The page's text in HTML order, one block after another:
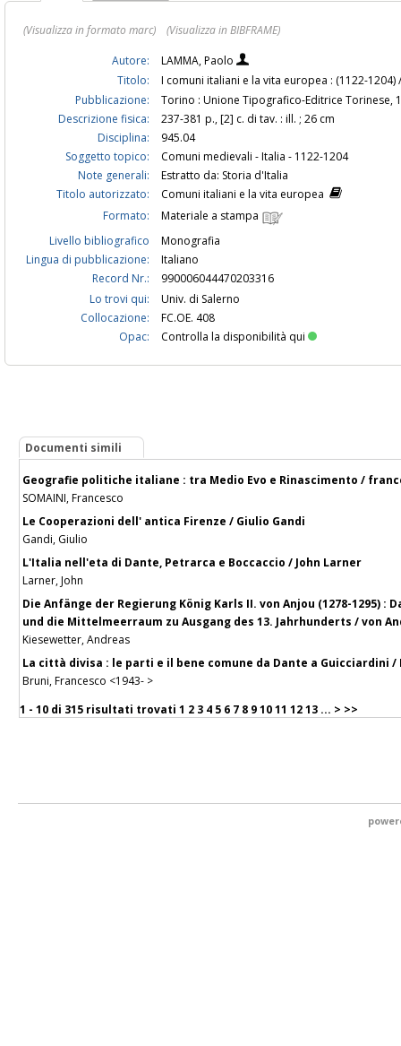
(Visualizza in formato marc)
(Visualizza in BIBFRAME)
Autore:
LAMMA, Paolo
Titolo:
I comuni italiani e la vita europea : (1122-
Pubblicazione:
Torino : Unione Tipografico-Editrice Torinese,
Descrizione fisica:
237-381 p., [2] c. di tav. : ill. ; 26 cm
Disciplina:
945.04
Soggetto topico:
Comuni medievali - Italia - 1122-1204
Note generali:
Estratto da: Storia d'Italia
Titolo autorizzato:
Comuni italiani e la vita europea
Formato:
Materiale a stampa
Livello bibliografico
Monografia
Lingua di pubblicazione:
Italiano
Record Nr.:
990006044470203316
Lo trovi qui:
Univ. di Salerno
Collocazione:
FC.OE. 408
Opac:
Controlla la disponibilità qui
Documenti simili
Geografie politiche italiane : tra Medio Evo e Rinascimento /
SOMAINI, Francesco
Le Cooperazioni dell' antica Firenze / Giulio Gandi
Gandi, Giulio
L'Italia nell'eta di Dante, Petrarca e Boccaccio / John Larner
Larner, John
Die Anfänge der Regierung König Karls II. von Anjou (1278-1295)
und die Mittelmeerraum zu Ausgang des 13. Jahrhunderts / von
Kiesewetter, Andreas
La città divisa : le parti e il bene comune da Dante a Guicciardini /
Bruni, Francesco <1943- >
1 - 10 di 315 risultati trovati 1 2 3 4 5 6 7 8 91011 1213 ... > >>